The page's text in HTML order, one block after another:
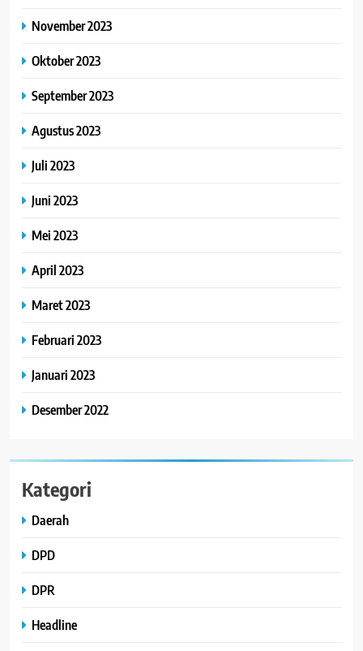
November 2023
Oktober 2023
September 2023
Agustus 2023
Juli 2023
Juni 2023
Mei 2023
April 2023
Maret 2023
Februari 2023
Januari 2023
Desember 2022
Kategori
Daerah
DPD
DPR
Headline